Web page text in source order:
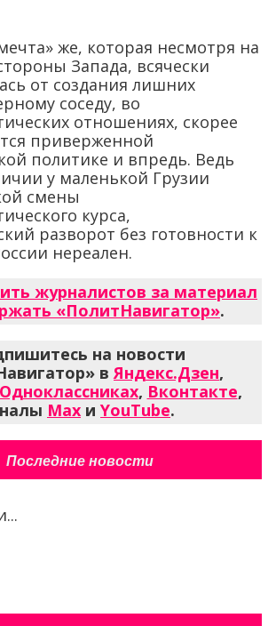
же, которая несмотря на
Запада, всячески
от создания лишних
соседу, во
отношениях, скорее
приверженной
политике и впредь. Ведь
у маленькой Грузии
смены
курса,
разворот без готовности к
нереален.
журналистов за материал
«ПолитНавигатор».
на новости
вЯндекс.Дзен,
Одноклассниках, Вконтакте,
Max и YouTube.
Последние новости